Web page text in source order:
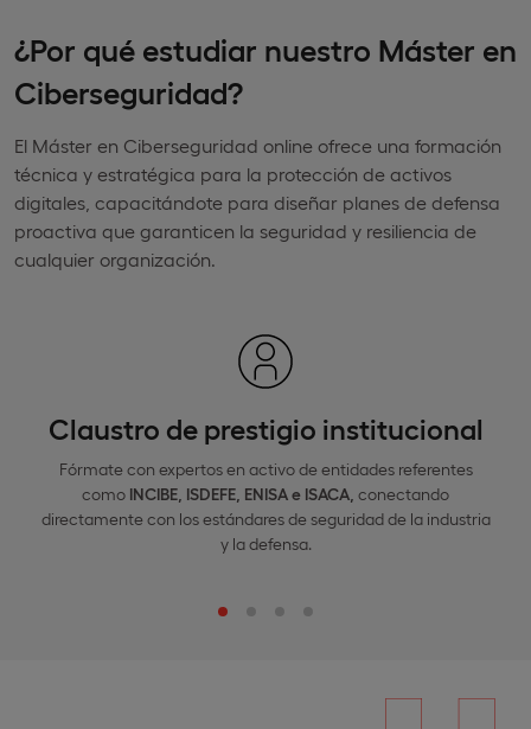
¿Por qué estudiar nuestro Máster en
Ciberseguridad?
El Máster en Ciberseguridad online ofrece una formación
técnica y estratégica para la protección de activos
digitales, capacitándote para diseñar planes de defensa
proactiva que garanticen la seguridad y resiliencia de
cualquier organización.
Claustro de prestigio institucional
Fórmate con expertos en activo de entidades referentes
como INCIBE, ISDEFE, ENISA e ISACA, conectando
directamente con los estándares de seguridad de la industria
y la defensa.